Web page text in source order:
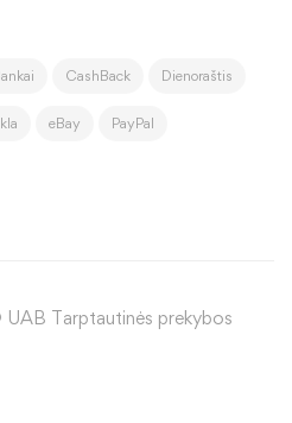
CashBack Dienoraštis
eBay PayPal
UAB Tarptautinės prekybos